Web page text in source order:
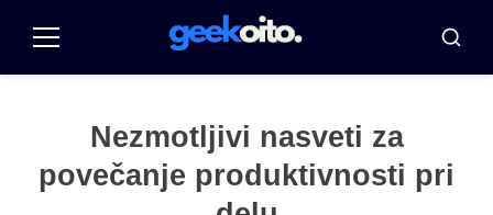
Meni
Nezmotljivi nasveti za
povečanje produktivnosti pri